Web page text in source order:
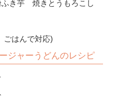
き芋 焼きとうもろこし
ごはんで対応)
ジャーうどんのレシピ